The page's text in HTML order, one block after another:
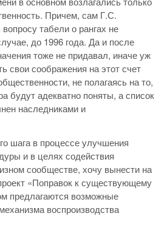
Причем, сам Г.С.
табели о рангах не
до 1996 года. Да и после
тоже не придавал, иначе уж
свои соображения на этот счет
не полагаясь на то,
будут адекватно поняты, а список
наследниками и
шага в процессе улучшения
и в целях содействия
сообществе, хочу вынести на
«Поправок к существующему
предлагаются возможные
воспроизводства